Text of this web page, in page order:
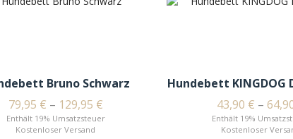
Bruno Schwarz
79,95 € – 129,95 €
Enthält 19% Umsatzsteuer
Kostenloser Versand
Hundebett KINGDOG
43,90 € –
Enthält 19%
Kostenloser